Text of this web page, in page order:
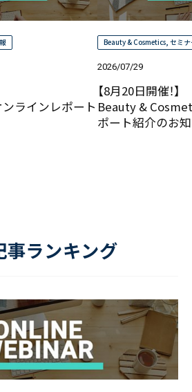
ラインレポート
Beauty & Cosmetics,セミ
2026/07/29
【8月20日開催！】
Beauty &
ポート紹介のお
ランキング